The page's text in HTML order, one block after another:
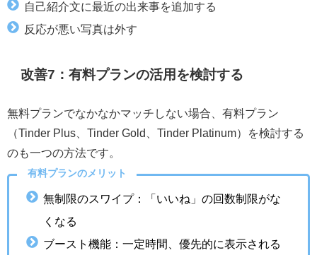
自己紹介文に最近の出来事を追加する
反応が悪い写真は外す
改善7：有料プランの活用を検討する
無料プランでなかなかマッチしない場合、有料プラン
（Tinder Plus、Tinder Gold、Tinder Platinum）を検討する
のも一つの方法です。
有料プランのメリット
無制限のスワイプ：「いいね」の回数制限がな
くなる
ブースト機能：一定時間、優先的に表示される